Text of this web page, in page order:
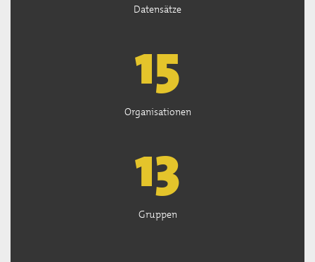
Datensätze
15
Organisationen
13
Gruppen